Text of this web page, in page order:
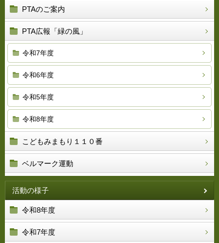
PTAのご案内
PTA広報「緑の風」
令和7年度
令和6年度
令和5年度
令和8年度
こどもみまもり１１０番
ベルマーク運動
活動の様子
令和8年度
令和7年度